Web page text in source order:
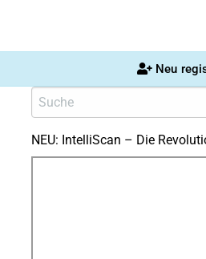
Neu
NEU: IntelliScan – Die